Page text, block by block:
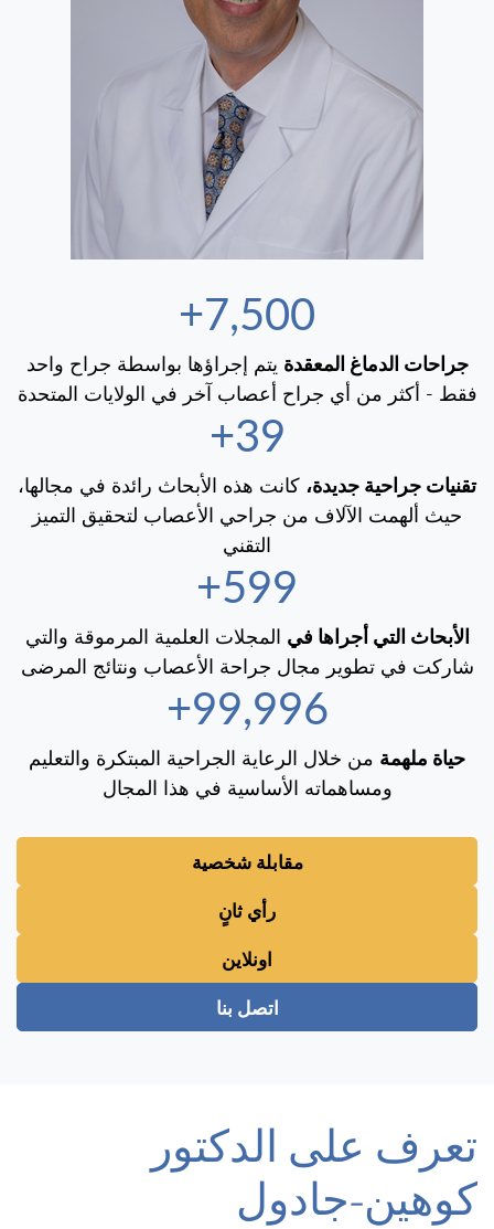
7,500+
جراحات الدماغ المعقدة يتم إجراؤها بواسطة جراح واحد
فقط - أكثر من أي جراح أعصاب آخر في الولايات المتحدة
40+
تقنيات جراحية جديدة، كانت هذه الأبحاث رائدة في مجالها،
حيث ألهمت الآلاف من جراحي الأعصاب لتحقيق التميز
التقني
600+
الأبحاث التي أجراها في المجلات العلمية المرموقة والتي
شاركت في تطوير مجال جراحة الأعصاب ونتائج المرضى
100,000+
حياة ملهمة من خلال الرعاية الجراحية المبتكرة والتعليم
ومساهماته الأساسية في هذا المجال
مقابلة شخصية
رأي ثانٍ
اونلاين
اتصل بنا
تعرف على الدكتور
كوهين-جادول